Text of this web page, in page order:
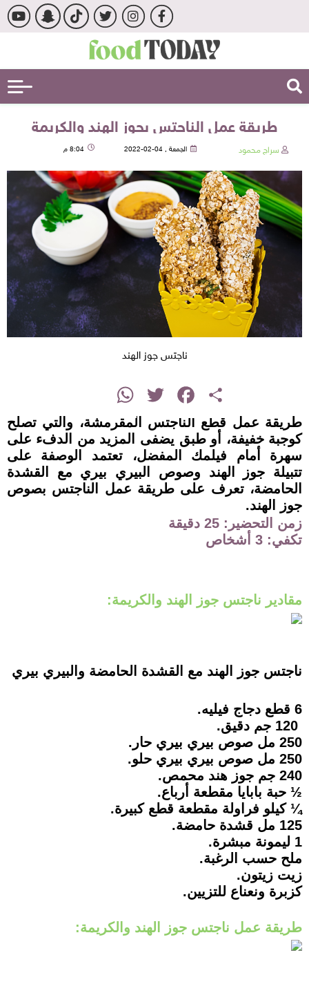
طريقة عمل الناجتس بجوز الهند والكريمة
سراج محمود الجمعة , 04-02-2022 8:04 م
ناجتس جوز الهند
Share
Facebook
Twitter
WhatsApp
طريقة عمل قطع الناجتس المقرمشة، والتي تصلح
كوجبة خفيفة، أو طبق يضفى المزيد من الدفء على
سهرة أمام فيلمك المفضل، تعتمد الوصفة على
تتبيلة جوز الهند وصوص البيري بيري مع القشدة
الحامضة، تعرف على طريقة عمل الناجتس بصوص
جوز الهند.
زمن التحضير: 25 دقيقة
تكفي: 3 أشخاص
مقادير ناجتس جوز الهند والكريمة:
ناجتس جوز الهند مع القشدة الحامضة والبيري بيري
6 قطع دجاج فيليه.
250 مل صوص بيري بيري حار.
250 مل صوص بيري بيري حلو.
240 جم جوز هند محمص.
½ حبة بابايا مقطعة أرباع.
¼ كيلو فراولة مقطعة قطع كبيرة.
125 مل قشدة حامضة.
1 ليمونة مبشرة.
ملح حسب الرغبة.
زيت زيتون.
كزبرة ونعناع للتزيين.
طريقة عمل ناجتس جوز الهند والكريمة: